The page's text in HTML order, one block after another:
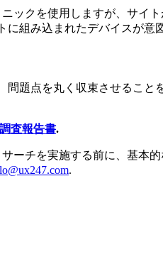
ックを使用しますが、サイ
組み込まれたデバイスが
題点を丸く収束させるこ
査報告書.
ーチを実施する前に、基本
.